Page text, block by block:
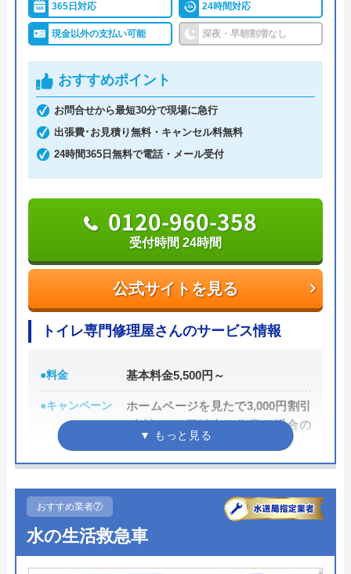
Googleクチコミを見る
中無休で営業しています。受付は電話、Web(フォー
ム、チャット)にて対応しています。Webからの見積
方は電話にてご連絡ください。Webから依頼した場
合は送信完了のメールが届き、これが予約完了を意
味しています。
作業時間は3時間単位での予約が可能で、作業当日
い。蛇口交換の場合の料金は、基本料金5,500円、作
業料金8,800円～、部品代の合計となります。Web
からの申込み、または、LINE会員登録で作業料金か
ら3,000円割引、電話にて「ホームページを見た」と
伝えると2,000円の割引をしているのでご活用くださ
い。
公式サイトを見る
0120-882-333
運営会社
代表者 木原朗広
365日対応 24時間対応
現金以外の支払い可能 深夜・早朝割増なし
おすすめポイント
お問合せから最短30分で現場に急行
出張費･お見積り無料・キャンセル料無料
24時間365日無料で電話・メール受付
公式サイトを見る
0120-960-358
受付時間 24時間
トイレ専門修理屋さんのサービス情報
●料金 基本料金5,500円～
●キャンペーン
ホームページを見たで3,000円割引
(合計8,000円以上の作業の場合の
●受付時間
●定休日 年中無休
●出張見積もり 見積もり・出張費無料
おすすめ業者⑦
水の生活救急車